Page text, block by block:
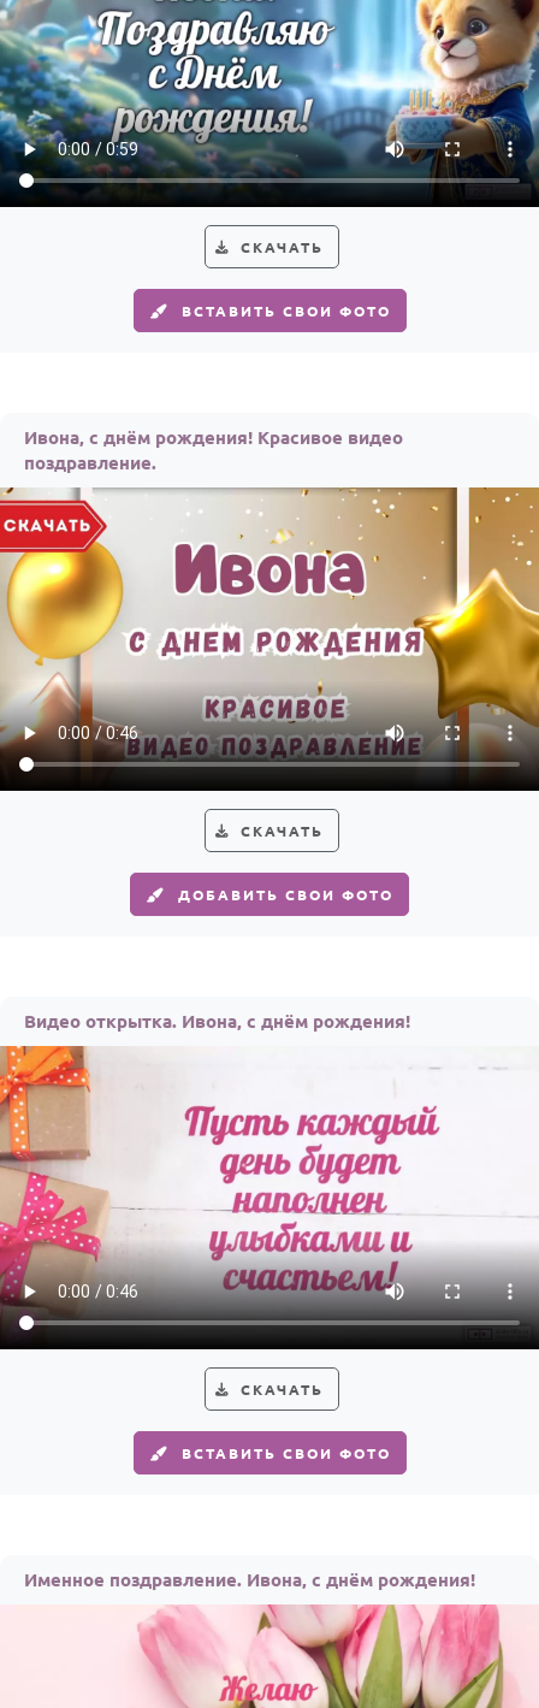
Пожелания
По именам
По годам
СКАЧАТЬ
ВСТАВИТЬ СВОИ ФОТО
Ивона, с днём рождения! Красивое видео
поздравление.
СКАЧАТЬ
ДОБАВИТЬ СВОИ ФОТО
Видео открытка. Ивона, с днём рождения!
СКАЧАТЬ
ВСТАВИТЬ СВОИ ФОТО
Именное поздравление. Ивона, с днём рождения!